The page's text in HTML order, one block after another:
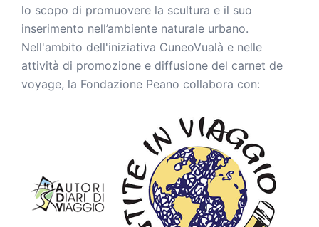
lo scopo di promuovere la scultura e il suo
inserimento nell’ambiente naturale urbano.
Nell'ambito dell'iniziativa CuneoVualà e nelle
attività di promozione e diffusione del carnet de
voyage, la Fondazione Peano collabora con: